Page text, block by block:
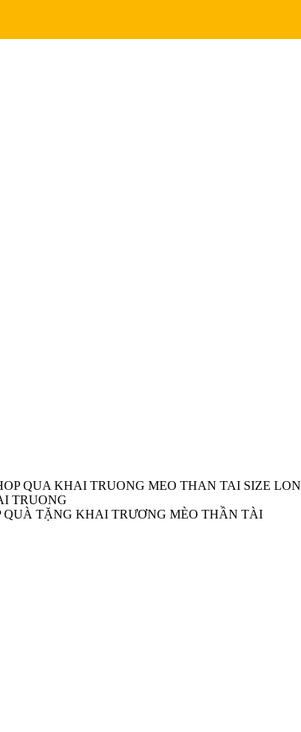
QUA KHAI TRUONG MEO THAN TAI SIZE LON
TRUONG
QUÀ TẶNG KHAI TRƯƠNG MÈO THẦN TÀI